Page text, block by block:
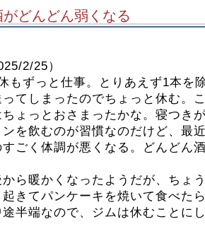
がどんどん弱くなる
2/25）
もずっと仕事。とりあえず1本を
ってしまったのでちょっと休む。
ちょっとおさまったかな。寝つき
ンを飲むのが習慣なのだけど、最
すごく体調が悪くなる。どんどん
から暖かくなったようだが、ちょ
起きてパンケーキを焼いて食べた
途半端なので、ジムは休むことに